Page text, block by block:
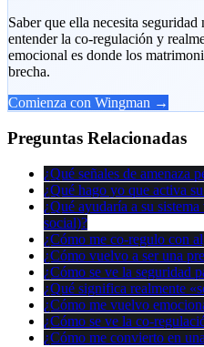
Saber que ella necesita
entender la co-regulación y
emocional es donde los
brecha.
Comienza con Wingman →
Preguntas Relacionadas
¿Qué señales de amenaza
¿Qué hago yo que activa
¿Qué ayudaría a su
social)?
¿Cómo me co-regulo con
¿Cómo vuelvo a ser una
¿Cómo se ve la seguridad
¿Qué significa realmente
¿Cómo me vuelvo
¿Cómo se ve la co-
¿Cómo me convierto en